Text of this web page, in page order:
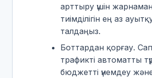
арттыру үшін
тиімділігін ең аз
талдаңыз.
Боттардан қорғау.
трафикті автоматты
бюджетті үнемдеу